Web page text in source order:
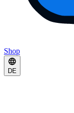
Shop
DE